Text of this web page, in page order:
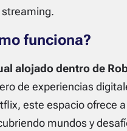
funciona?
alojado dentro de
de experiencias
este espacio ofrece
mundos y